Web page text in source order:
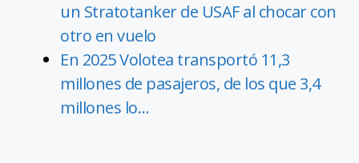
un Stratotanker de USAF al chocar con
otro en vuelo
En 2025 Volotea transportó 11,3
millones de pasajeros, de los que 3,4
millones lo…